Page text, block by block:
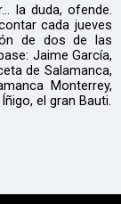
la duda, ofende.
cada jueves
de dos de las
Jaime García,
de Salamanca,
Monterrey,
el gran Bauti.